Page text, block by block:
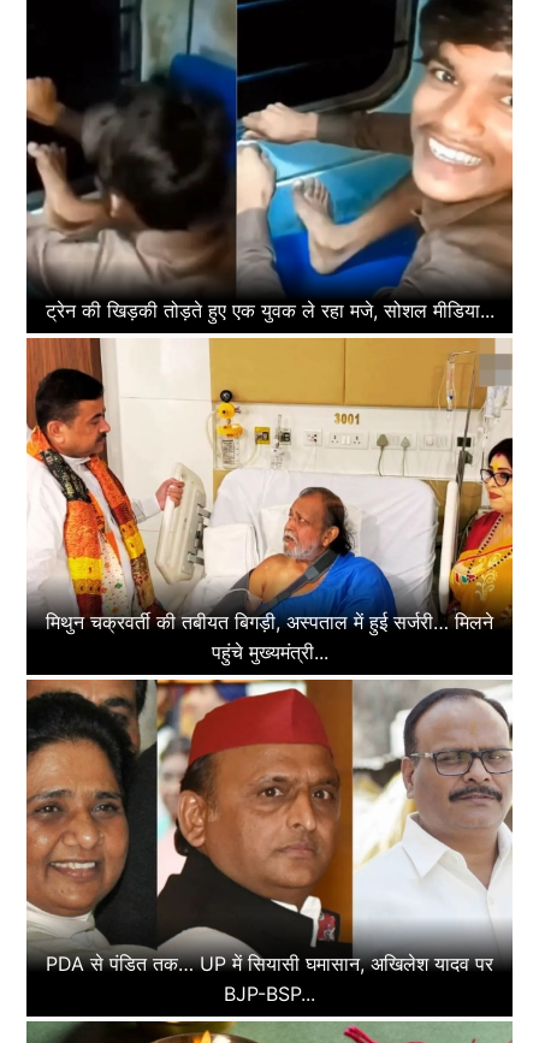
ट्रेन की खिड़की तोड़ते हुए एक युवक ले रहा मजे, सोशल मीडिया...
मिथुन चक्रवर्ती की तबीयत बिगड़ी, अस्पताल में हुई सर्जरी… मिलने
पहुंचे मुख्यमंत्री...
PDA से पंडित तक… UP में सियासी घमासान, अखिलेश यादव पर
BJP-BSP...